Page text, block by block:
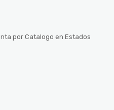
por Catalogo en Estados